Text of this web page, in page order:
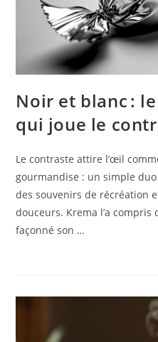
Noir et blanc :
qui joue le
Le contraste attire l’œil
gourmandise : un simple
des souvenirs de récréation
douceurs. Krema l’a compris
façonné son …